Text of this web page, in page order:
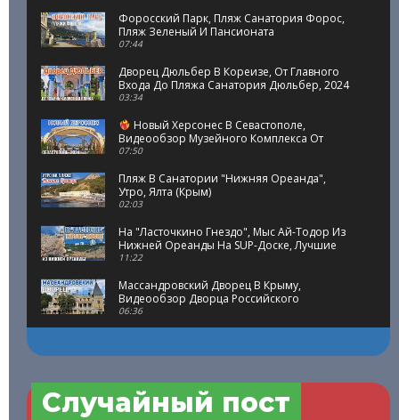
Форосский Парк, Пляж Санатория Форос,
Пляж Зеленый И Пансионата
Им.Терлецкого
07:44
Дворец Дюльбер В Кореизе, От Главного
Входа До Пляжа Санатория Дюльбер, 2024
03:34
Новый Херсонес В Севастополе,
Видеообзор Музейного Комплекса От
Западного КПП До Северных Ворот
07:50
Пляж В Санатории "Нижняя Ореанда",
Утро, Ялта (Крым)
02:03
На "Ласточкино Гнездо", Мыс Ай-Тодор Из
Нижней Ореанды На SUP-Доске, Лучшие
Виды Южного Берега Крыма
11:22
Массандровский Дворец В Крыму,
Видеообзор Дворца Российского
Императора Александра III
06:36
Случайный пост